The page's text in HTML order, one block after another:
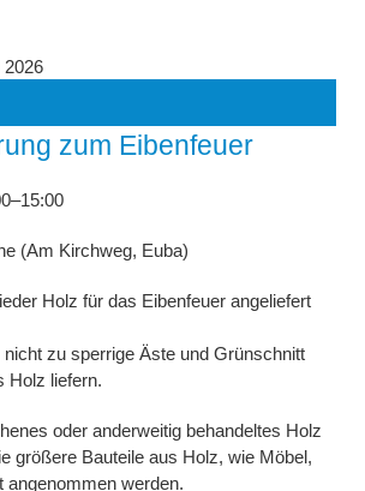
2026
zum Eibenfeuer
(Am Kirchweg, Euba)
Holz für das Eibenfeuer angeliefert
zu sperrige Äste und Grünschnitt
Holz liefern.
oder anderweitig behandeltes Holz
größere Bauteile aus Holz, wie Möbel,
angenommen werden.